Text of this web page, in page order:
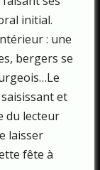
initial.
: une
bergers se
et
du lecteur
laisser
fête à